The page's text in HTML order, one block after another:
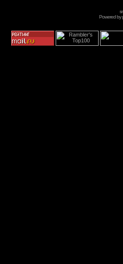
Powered by